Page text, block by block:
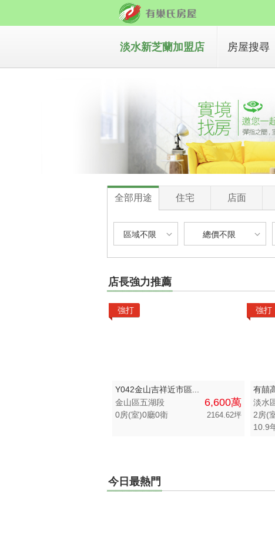
淡水新芝蘭加盟店 房屋搜尋
租房子
全部用途 住宅 店面
區域不限
新北市-淡水區
新北市-三重區
新北市-五股區
桃園市-新屋區
總價不限
400 萬以下
400 萬 - 800 萬
2000 萬 - 3000 萬
3000 萬以上
店長強力推薦
Y042金山吉祥近市區...
金山區五湖段
6,600萬
0房(室)0廳0衛 2164.62坪
強打
有囍
淡水
2房(
10.9
強打
今日最熱門